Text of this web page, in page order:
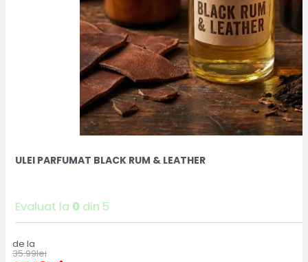
ULEI PARFUMAT BLACK RUM & LEATHER
Evaluat la 0 din 5
de la
35.99lei